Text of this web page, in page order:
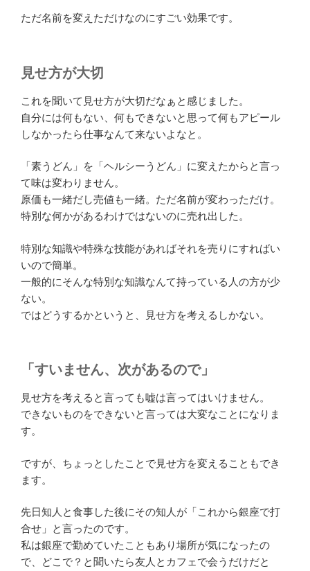
ただ名前を変えただけなのにすごい効果です。
見せ方が大切
これを聞いて見せ方が大切だなぁと感じました。
自分には何もない、何もできないと思って何もアピール
しなかったら仕事なんて来ないよなと。
「素うどん」を「ヘルシーうどん」に変えたからと言っ
て味は変わりません。
原価も一緒だし売値も一緒。ただ名前が変わっただけ。
特別な何かがあるわけではないのに売れ出した。
特別な知識や特殊な技能があればそれを売りにすればい
いので簡単。
一般的にそんな特別な知識なんて持っている人の方が少
ない。
ではどうするかというと、見せ方を考えるしかない。
「すいません、次があるので」
見せ方を考えると言っても嘘は言ってはいけません。
できないものをできないと言っては大変なことになりま
す。
ですが、ちょっとしたことで見せ方を変えることもでき
ます。
先日知人と食事した後にその知人が「これから銀座で打
合せ」と言ったのです。
私は銀座で勤めていたこともあり場所が気になったの
で、どこで？と聞いたら友人とカフェで会うだけだと